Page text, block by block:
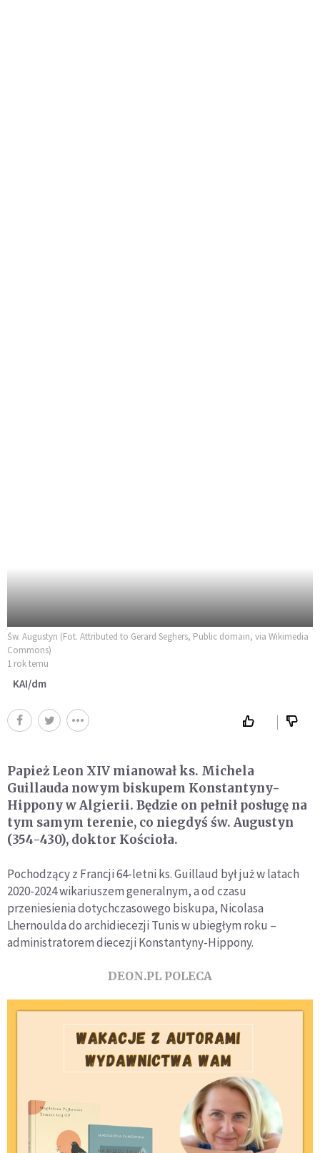
Św. Augustyn (Fot. Attributed to Gerard Seghers, Public domain, via Wikimedia
Commons)
1 rok temu
KAI/dm
Papież Leon XIV mianował ks. Michela
Guillauda nowym biskupem Konstantyny-
Hippony w Algierii. Będzie on pełnił posługę na
tym samym terenie, co niegdyś św. Augustyn
(354-430), doktor Kościoła.
Pochodzący z Francji 64-letni ks. Guillaud był już w latach
2020-2024 wikariuszem generalnym, a od czasu
przeniesienia dotychczasowego biskupa, Nicolasa
Lhernoulda do archidiecezji Tunis w ubiegłym roku –
administratorem diecezji Konstantyny-Hippony.
DEON.PL POLECA